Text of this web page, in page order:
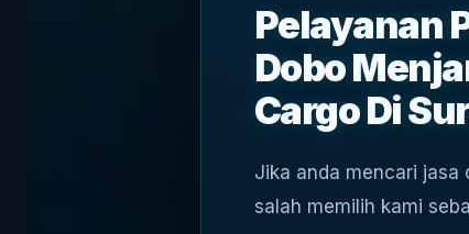
Pelayanan
Dobo
Cargo Di
Jika anda mencari
salah memilih kami